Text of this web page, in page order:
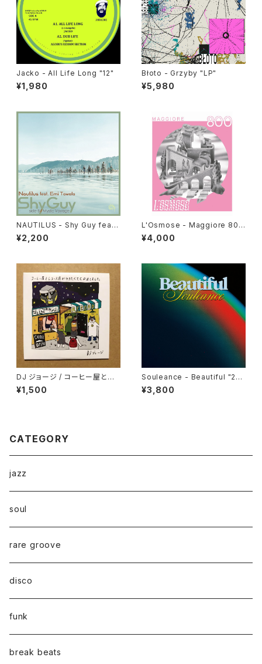
Jacko - All Life Long "12"
¥1,980
Błoto - Grzyby "LP"
¥5,980
NAUTILUS - Shy Guy feat.
Emi Tawata / Mystic Voyag
e "7"
¥2,200
L'Osmose - Maggiore 800
"LP"
¥4,000
DJ ジョージ / コーヒー屋とレ
コード屋がやりたくてCD出しま
した
¥1,500
Souleance - Beautiful "2L
P"
¥3,800
CATEGORY
jazz
soul
rare groove
disco
funk
break beats